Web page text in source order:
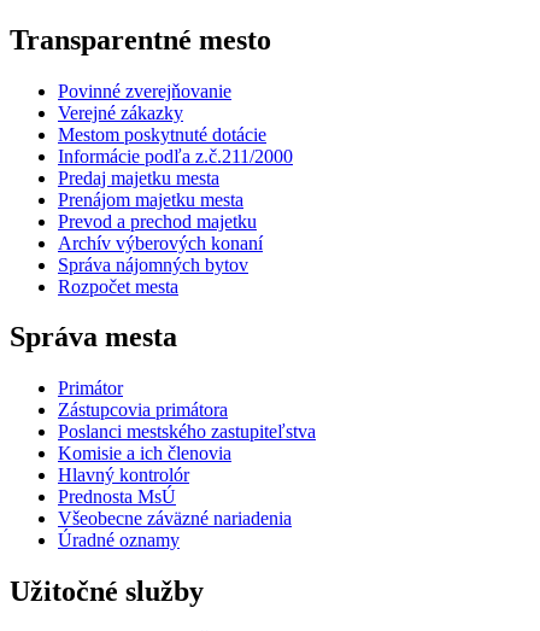
Transparentné mesto
Povinné zverejňovanie
Verejné zákazky
Mestom poskytnuté dotácie
Informácie podľa z.č.211/2000
Predaj majetku mesta
Prenájom majetku mesta
Prevod a prechod majetku
Archív výberových konaní
Správa nájomných bytov
Rozpočet mesta
Správa mesta
Primátor
Zástupcovia primátora
Poslanci mestského zastupiteľstva
Komisie a ich členovia
Hlavný kontrolór
Prednosta MsÚ
Všeobecne záväzné nariadenia
Úradné oznamy
Užitočné služby